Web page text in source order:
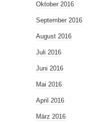
Oktober 2016
September 2016
August 2016
Juli 2016
Juni 2016
Mai 2016
April 2016
März 2016